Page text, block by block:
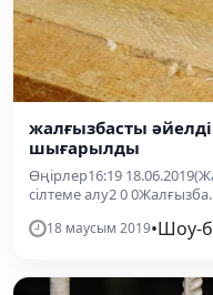
жалғызбасты
шығарылды
Өңірлер16:19
сілтеме алу2 0
18 маусым 2019•Шоу-